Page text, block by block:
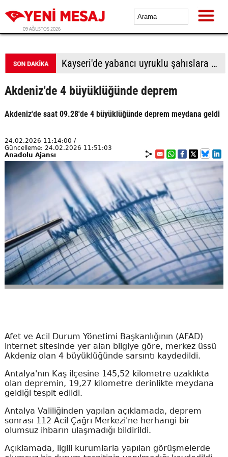
09 AĞUSTOS 2026
BTP Antalya İl Başkanlığından yoğun mesai: İl binasında ve Manavgat'ta üye buluşmaları
Akdeniz'de 4 büyüklüğünde deprem
Akdeniz'de saat 09.28'de 4 büyüklüğünde deprem meydana geldi
24.02.2026 11:14:00 /
Güncelleme: 24.02.2026 11:51:03
Anadolu Ajansı
Afet ve Acil Durum Yönetimi Başkanlığının (AFAD)
internet sitesinde yer alan bilgiye göre, merkez üssü
Akdeniz olan 4 büyüklüğünde sarsıntı kaydedildi.
Antalya'nın Kaş ilçesine 145,52 kilometre uzaklıkta
olan depremin, 19,27 kilometre derinlikte meydana
geldiği tespit edildi.
Antalya Valiliğinden yapılan açıklamada, deprem
sonrası 112 Acil Çağrı Merkezi'ne herhangi bir
olumsuz ihbarın ulaşmadığı bildirildi.
Açıklamada, ilgili kurumlarla yapılan görüşmelerde